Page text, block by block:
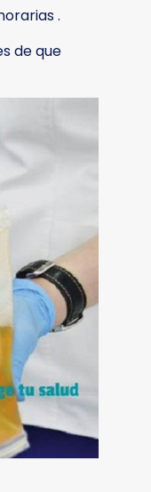
.
de que